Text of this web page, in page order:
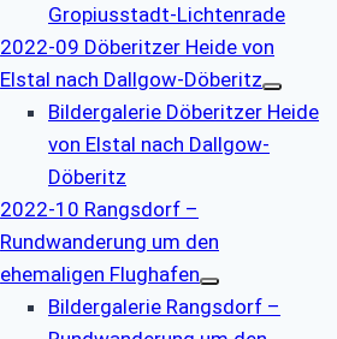
Gropiusstadt-Lichtenrade
2022-09 Döberitzer Heide von
Elstal nach Dallgow-Döberitz
Bildergalerie Döberitzer Heide
von Elstal nach Dallgow-
Döberitz
2022-10 Rangsdorf –
Rundwanderung um den
ehemaligen Flughafen
Bildergalerie Rangsdorf –